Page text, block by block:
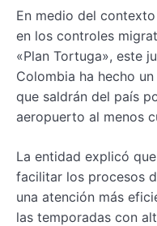
En medio del
en los controles
«Plan Tortuga», este
Colombia ha hecho
que saldrán del país
aeropuerto al menos
La entidad explicó
facilitar los procesos
una atención más
las temporadas con